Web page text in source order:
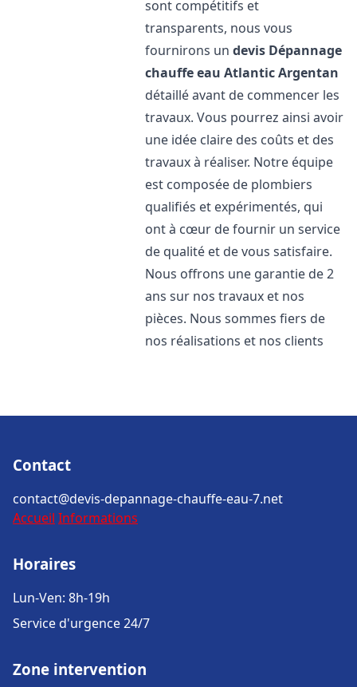
sont compétitifs et
transparents, nous vous
fournirons undevis Dépannage
chauffe eau AtlanticArgentan
détaillé avant de commencer les
travaux. Vous pourrez ainsi avoir
une idée claire des coûts et des
travaux à réaliser. Notre équipe
est composée de plombiers
qualifiés et expérimentés, qui
ont à cœur de fournir un service
de qualité et de vous satisfaire.
Nous offrons une garantie de 2
ans sur nos travaux et nos
pièces. Nous sommes fiers de
nos réalisations et nos clients
Contact
contact@devis-depannage-chauffe-eau-7.net
Accueil Informations
Horaires
Lun-Ven: 8h-19h
Service d'urgence 24/7
Zone intervention